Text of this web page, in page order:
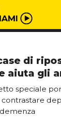
di
aiuta gli
speciale
demenza